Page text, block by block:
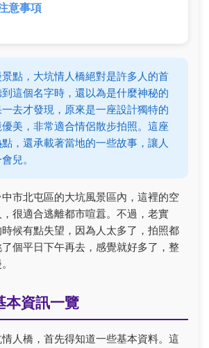
意事項
點，大坑情人橋絕對是許多人的首
這個名字時，還以為是什麼神秘的
去才發現，原來是一座設計獨特的
美，非常適合情侶散步拍照。這座
，還承載著當地的一些故事，讓人
兒。
市北屯區的大坑風景區內，這裡的空
很適合逃離都市喧囂。不過，老實
候有點失望，因為人太多了，拍照都
個平日下午再去，感覺就好多了，整
本資訊一覽
人橋，首先得知道一些基本資料。這